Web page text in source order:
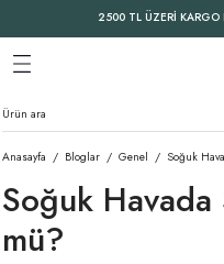
2500 TL ÜZERİ KARGO
Geri
Geri
Geri
Anasayfa Bloglar Genel Soğuk
Soğuk Havada
mü?